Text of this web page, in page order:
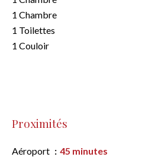
1 Chambre
1 Toilettes
1 Couloir
Proximités
Aéroport
45 minutes